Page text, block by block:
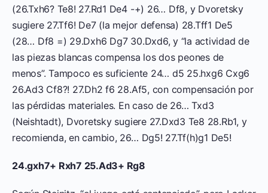
(26.Txh6? Te8! 27.Rd1 De4 -+) 26… Df8, y Dvoretsky
sugiere 27.Tf6! De7 (la mejor defensa) 28.Tff1 De5
(28… Df8 =) 29.Dxh6 Dg7 30.Dxd6, y “la actividad de
las piezas blancas compensa los dos peones de
menos”. Tampoco es suficiente 24… d5 25.hxg6 Cxg6
26.Ad3 Cf8?! 27.Dh2 f6 28.Af5, con compensación por
las pérdidas materiales. En caso de 26… Txd3
(Neishtadt), Dvoretsky sugiere 27.Dxd3 Te8 28.Rb1, y
recomienda, en cambio, 26… Dg5! 27.Tf(h)g1 De5!
24.gxh7+ Rxh7 25.Ad3+ Rg8